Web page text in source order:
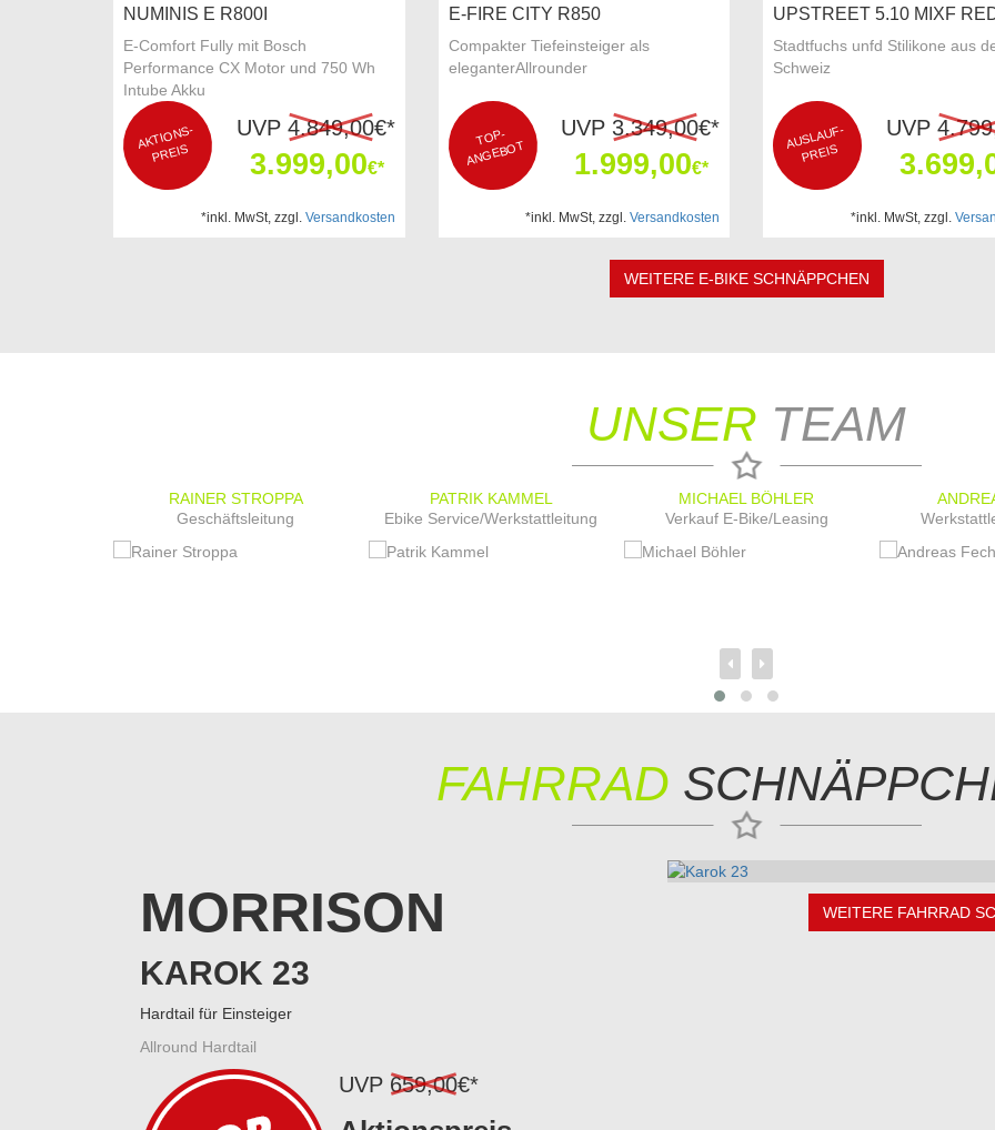
NUMINIS E R800I
E-Comfort Fully mit Bosch
Performance CX Motor und 750 Wh
Intube Akku
AKTI
O
NS-
P
REIS
UVP 4.849,00€*
3.999,00€*
*inkl. MwSt, zzgl. Versandkosten
E-FIRE CITY R850
Compakter Tiefeinsteiger als
eleganterAllrounder
T
OP-
A
N
GEB
OT
UVP 3.349,00€*
1.999,00€*
*inkl. MwSt, zzgl. Versandkosten
UPSTREET 5.10 MIXF
Stadtfuchs unfd Stilikone aus
Schweiz
A
USLA
UF-
P
REIS
UVP
*inkl. MwSt, zzgl.
WEITERE E-BIKE SCHNÄPPCHEN
UNSER TEAM
RAINER STROPPA
Geschäftsleitung
PATRIK KAMMEL
Ebike Service/Werkstattleitung
MICHAEL BÖHLER
Verkauf E-Bike/Leasing
FAHRRAD
MORRISON
KAROK 23
Hardtail für Einsteiger
Allround Hardtail
UVP 659,00€*
WEITERE FAHRRAD